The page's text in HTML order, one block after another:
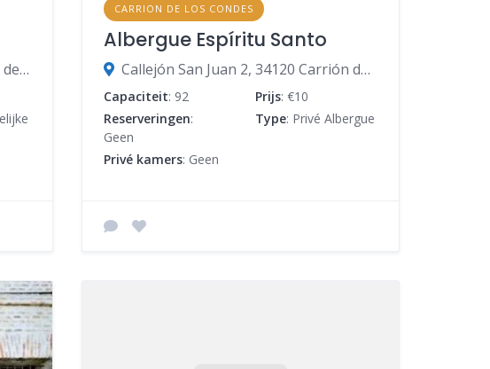
Calle Santa Clara 1, 34120 Carrión de los Condes, Palencia, Spanje
CARRION DE LOS CONDES
Albergue Espíritu Santo
Callejón San Juan 2, 34120 Carrión de los Condes, Palencia, Spanje
Capaciteit: 92 Prijs: €10
Reserveringen:
Geen
Type: Privé Albergue
Privé kamers: Geen